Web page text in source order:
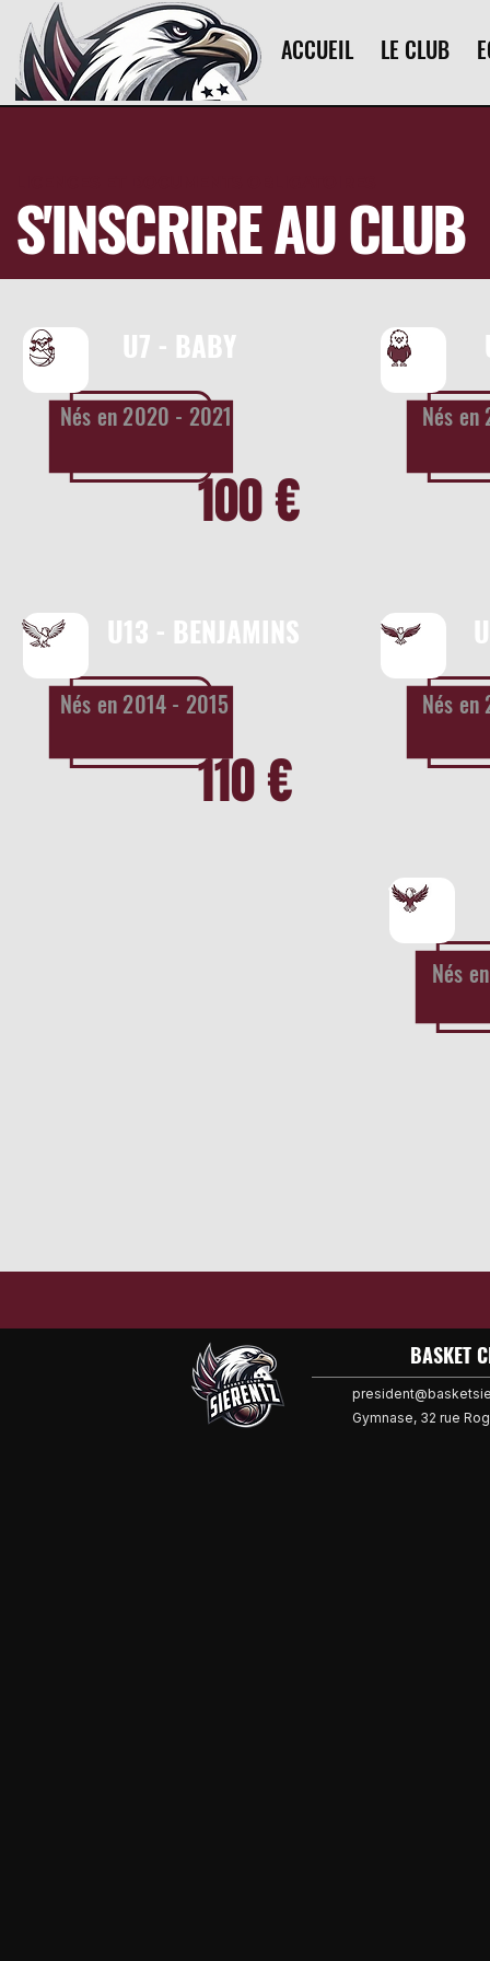
ACCUEIL LE CLUB
S'INSCRIRE AU CLUB
U7 - BABY
100 €
Nés en 2020 - 2021 Nés
U13 - BENJAMINS
110 €
Nés en 2014 - 2015 Nés
Nés
BASKET
Gymnase, 32 rue